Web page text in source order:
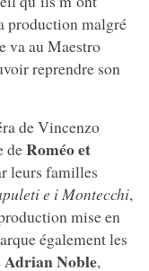
production malgré
va au Maestro
reprendre son
de Vincenzo
deRoméo et
leurs familles
e i Montecchi,
mise en
également les
Adrian Noble,